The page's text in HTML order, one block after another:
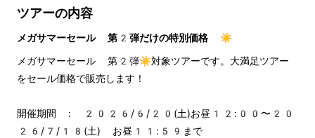
ツアーの内容
メガサマーセール 第2弾だけの特別価格 ☀️
メガサマーセール 第2弾☀️対象ツアーです。大満足ツアー
をセール価格で販売します！
開催期間 : 2026/6/20(土)お昼12:00〜20
26/7/18(土) お昼11:59まで